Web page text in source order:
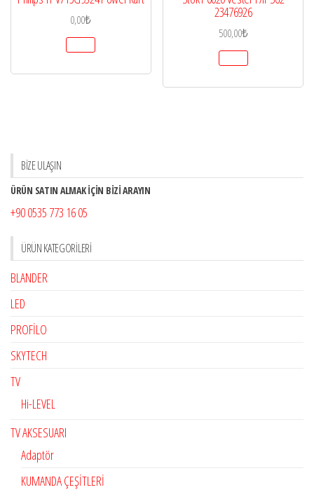
0,00₺ 23476926
500,00₺
BİZE ULAŞIN
ÜRÜN SATIN ALMAK İÇİN BİZİ ARAYIN
+90 0535 773 16 05
ÜRÜN KATEGORILERI
BLANDER
LED
PROFİLO
SKYTECH
TV
Hi-LEVEL
TV AKSESUARI
Adaptör
KUMANDA ÇEŞİTLERİ